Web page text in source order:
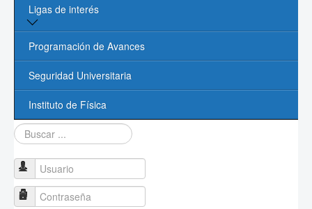
Cómputo
Ligas de interés
Página de la UASLP
Investigación y Posgrado UASLP
CONACYT
Sociedad Mexicana de Física
PROMEP
Programación de Avances
Seguridad Universitaria
Instituto de Física
Buscar...
Usuario
Contraseña